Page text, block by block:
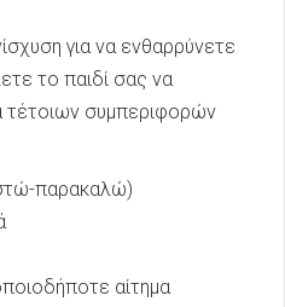
για να ενθαρρύνετε
το παιδί σας να
τέτοιων συμπεριφορών
παρακαλώ)
αίτημα